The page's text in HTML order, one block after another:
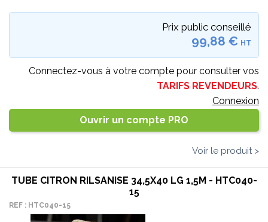
Prix public conseillé
99,88 € HT
Connectez-vous à votre compte pour consulter vos
TARIFS REVENDEURS.
Connexion
Ouvrir un compte PRO
Voir le produit >
TUBE CITRON RILSANISE 34,5X40 LG 1,5M - HTC040-
15
REF : HTC040-15